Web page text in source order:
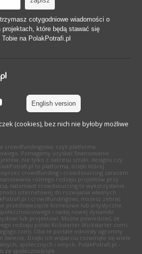
cotygodniowe wiadomości o
które będą stawać się
na PolakPotrafi.pl
English version
(cookies), bez nich nie byłoby możliwe
crowdfundingowa, czyli platforma
Pomagamy uzyskać finansowanie
nie tylko z zakresu sztuki, designu czy
to platforma, dzięki której
crowdfunding i crowdsourcing zarazem.
różnego rodzaju projektów przy
natomiast crowdsourcing to wykorzystanie
internetowej do rozwijania własnych
i crowdfundingowi, możesz zebrać
przedsięwzięcie biznesowe lub artystyczne.
i nadaj nowej dynamiki
lub projektowi. Można powiedzieć, że
rodzaju polski Kickstarter (Kickstarter.com)
Oba te portale odniosły ogromny
świecie. Dzięki ich wsparciu rozwinęło się wiele
społecznych i innych. PolakPotrafi.pl -
ze społecznością!a